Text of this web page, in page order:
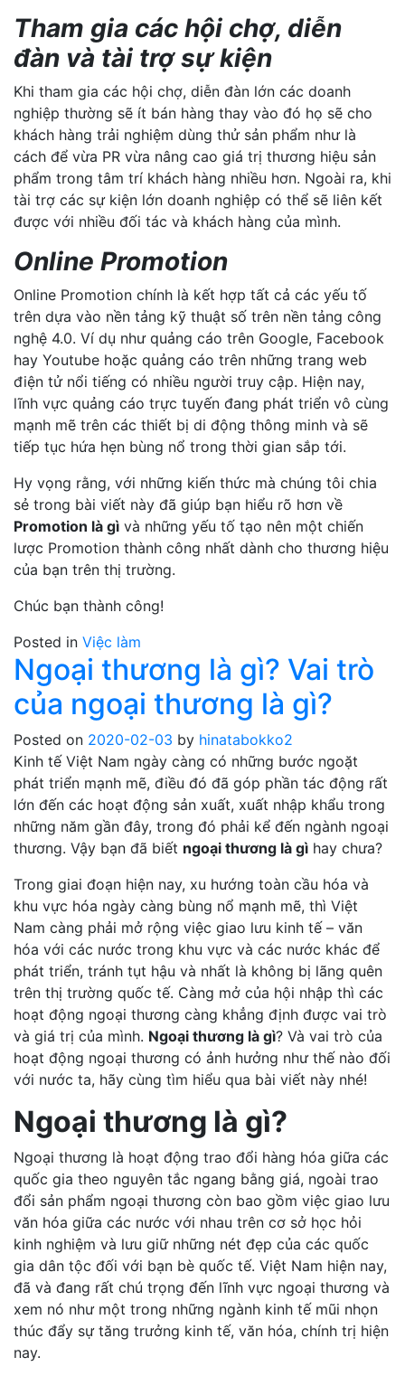
Tham gia các hội chợ, diễn
đàn và tài trợ sự kiện
Khi tham gia các hội chợ, diễn đàn lớn các doanh
nghiệp thường sẽ ít bán hàng thay vào đó họ sẽ cho
khách hàng trải nghiệm dùng thử sản phẩm như là
cách để vừa PR vừa nâng cao giá trị thương hiệu sản
phẩm trong tâm trí khách hàng nhiều hơn. Ngoài ra, khi
tài trợ các sự kiện lớn doanh nghiệp có thể sẽ liên kết
được với nhiều đối tác và khách hàng của mình.
Online Promotion
Online Promotion chính là kết hợp tất cả các yếu tố
trên dựa vào nền tảng kỹ thuật số trên nền tảng công
nghệ 4.0. Ví dụ như quảng cáo trên Google, Facebook
hay Youtube hoặc quảng cáo trên những trang web
điện tử nổi tiếng có nhiều người truy cập. Hiện nay,
lĩnh vực quảng cáo trực tuyến đang phát triển vô cùng
mạnh mẽ trên các thiết bị di động thông minh và sẽ
tiếp tục hứa hẹn bùng nổ trong thời gian sắp tới.
Hy vọng rằng, với những kiến thức mà chúng tôi chia
sẻ trong bài viết này đã giúp bạn hiểu rõ hơn về
Promotion là gì và những yếu tố tạo nên một chiến
lược Promotion thành công nhất dành cho thương hiệu
của bạn trên thị trường.
Chúc bạn thành công!
Posted in Việc làm
Ngoại thương là gì? Vai trò
của ngoại thương là gì?
Posted on 2020-02-03 by hinatabokko2
Kinh tế Việt Nam ngày càng có những bước ngoặt
phát triển mạnh mẽ, điều đó đã góp phần tác động rất
lớn đến các hoạt động sản xuất, xuất nhập khẩu trong
những năm gần đây, trong đó phải kể đến ngành ngoại
thương. Vậy bạn đã biết ngoại thương là gì hay chưa?
Trong giai đoạn hiện nay, xu hướng toàn cầu hóa và
khu vực hóa ngày càng bùng nổ mạnh mẽ, thì Việt
Nam càng phải mở rộng việc giao lưu kinh tế – văn
hóa với các nước trong khu vực và các nước khác để
phát triển, tránh tụt hậu và nhất là không bị lãng quên
trên thị trường quốc tế. Càng mở của hội nhập thì các
hoạt động ngoại thương càng khẳng định được vai trò
và giá trị của mình. Ngoại thương là gì? Và vai trò của
hoạt động ngoại thương có ảnh hưởng như thế nào đối
với nước ta, hãy cùng tìm hiểu qua bài viết này nhé!
Ngoại thương là gì?
Ngoại thương là hoạt động trao đổi hàng hóa giữa các
quốc gia theo nguyên tắc ngang bằng giá, ngoài trao
đổi sản phẩm ngoại thương còn bao gồm việc giao lưu
văn hóa giữa các nước với nhau trên cơ sở học hỏi
kinh nghiệm và lưu giữ những nét đẹp của các quốc
gia dân tộc đối với bạn bè quốc tế. Việt Nam hiện nay,
đã và đang rất chú trọng đến lĩnh vực ngoại thương và
xem nó như một trong những ngành kinh tế mũi nhọn
thúc đẩy sự tăng trưởng kinh tế, văn hóa, chính trị hiện
nay.